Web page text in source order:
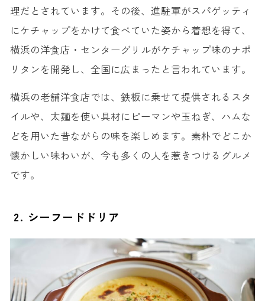
理だとされています。その後、進駐軍がスパゲッティ
にケチャップをかけて食べていた姿から着想を得て、
横浜の洋食店・センターグリルがケチャップ味のナポ
リタンを開発し、全国に広まったと言われています。
横浜の老舗洋食店では、鉄板に乗せて提供されるスタ
イルや、太麺を使い具材にピーマンや玉ねぎ、ハムな
どを用いた昔ながらの味を楽しめます。素朴でどこか
懐かしい味わいが、今も多くの人を惹きつけるグルメ
です。
2. シーフードドリア